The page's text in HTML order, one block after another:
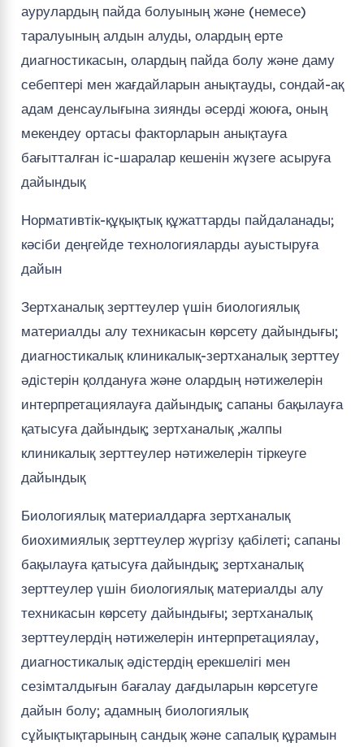
аурулардың пайда болуының және (немесе)
таралуының алдын алуды, олардың ерте
диагностикасын, олардың пайда болу және даму
себептері мен жағдайларын анықтауды, сондай-ақ
адам денсаулығына зиянды әсерді жоюға, оның
мекендеу ортасы факторларын анықтауға
бағытталған іс-шаралар кешенін жүзеге асыруға
дайындық
Нормативтік-құқықтық құжаттарды пайдаланады;
кәсіби деңгейде технологияларды ауыстыруға
дайын
Зертханалық зерттеулер үшін биологиялық
материалды алу техникасын көрсету дайындығы;
диагностикалық клиникалық-зертханалық зерттеу
әдістерін қолдануға және олардың нәтижелерін
интерпретациялауға дайындық; сапаны бақылауға
қатысуға дайындық; зертханалық ,жалпы
клиникалық зерттеулер нәтижелерін тіркеуге
дайындық
Биологиялық материалдарға зертханалық
биохимиялық зерттеулер жүргізу қабілеті; сапаны
бақылауға қатысуға дайындық; зертханалық
зерттеулер үшін биологиялық материалды алу
техникасын көрсету дайындығы; зертханалық
зерттеулердің нәтижелерін интерпретациялау,
диагностикалық әдістердің ерекшелігі мен
сезімталдығын бағалау дағдыларын көрсетуге
дайын болу; адамның биологиялық
сұйықтықтарының сандық және сапалық құрамын